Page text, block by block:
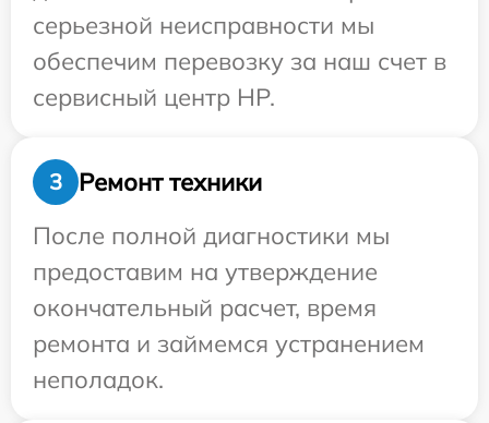
серьезной неисправности мы
обеспечим перевозку за наш счет в
сервисный центр HP.
3
Ремонт техники
После полной диагностики мы
предоставим на утверждение
окончательный расчет, время
ремонта и займемся устранением
неполадок.